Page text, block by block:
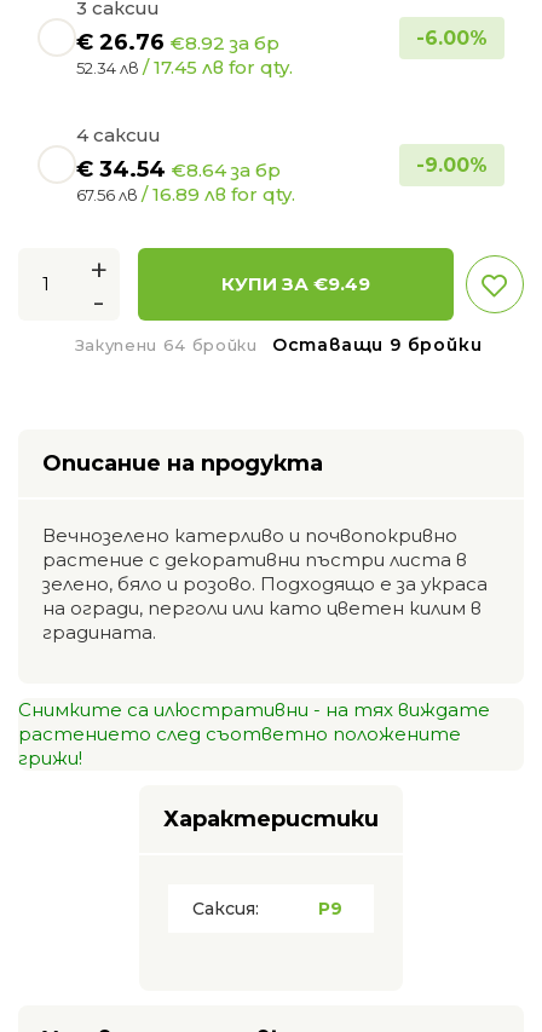
3 саксии
€ 26.76 €8.92 за бр
52.34 лв / 17.45 лв for qty.
-6.00%
4 саксии
€ 34.54 €8.64 за бр
67.56 лв / 16.89 лв for qty.
-9.00%
+
-
КУПИ ЗА €9.49
Закупени 64 бройки Оставащи 9 бройки
Описание на продукта
Вечнозелено катерливо и почвопокривно
растение с декоративни пъстри листа в
зелено, бяло и розово. Подходящо е за украса
на огради, перголи или като цветен килим в
градината.
Снимките са илюстративни - на тях виждате
растението след съответно положените
грижи!
Характеристики
Саксия: P9